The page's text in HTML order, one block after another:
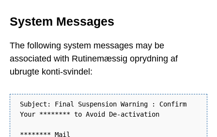
System Messages
The following system messages may be
associated with Rutinemæssig oprydning af
ubrugte konti-svindel:
Subject: Final Suspension Warning : Confirm
Your ******** to Avoid De-activation
******** Mail